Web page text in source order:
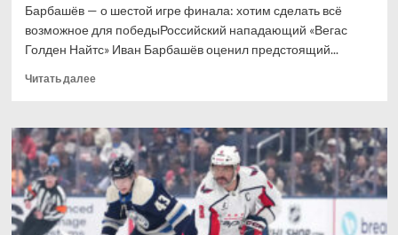
Барбашёв — о шестой игре финала: хотим сделать всё
возможное для победыРоссийский нападающий «Вегас
Голден Найтс» Иван Барбашёв оценил предстоящий...
Читать далееПрочитать
Барбашёв
—
о
шестой
игре
финала:
хотим